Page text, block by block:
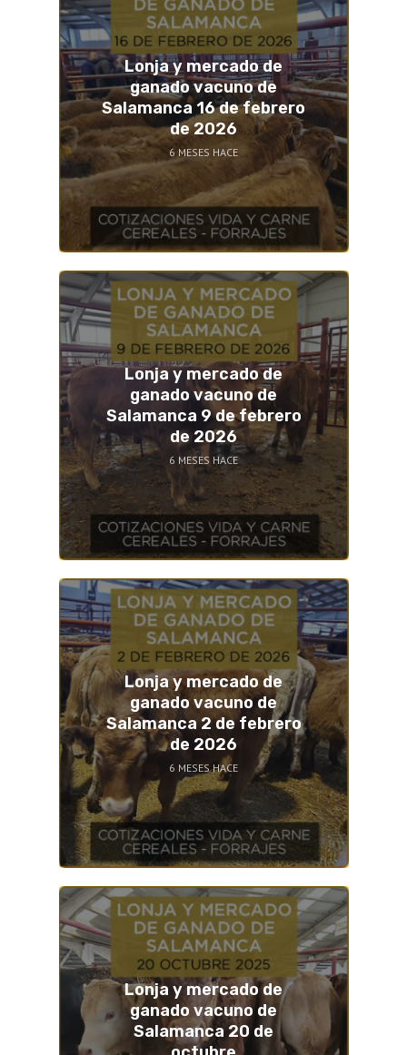
Lonja y mercado de
ganado vacuno de
Salamanca 16 de febrero
de 2026
6 MESES HACE
Lonja y mercado de
ganado vacuno de
Salamanca 9 de febrero
de 2026
6 MESES HACE
Lonja y mercado de
ganado vacuno de
Salamanca 2 de febrero
de 2026
6 MESES HACE
Lonja y mercado de
ganado vacuno de
Salamanca 20 de